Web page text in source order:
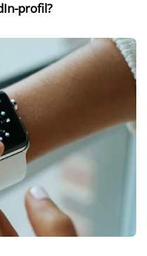
profil?